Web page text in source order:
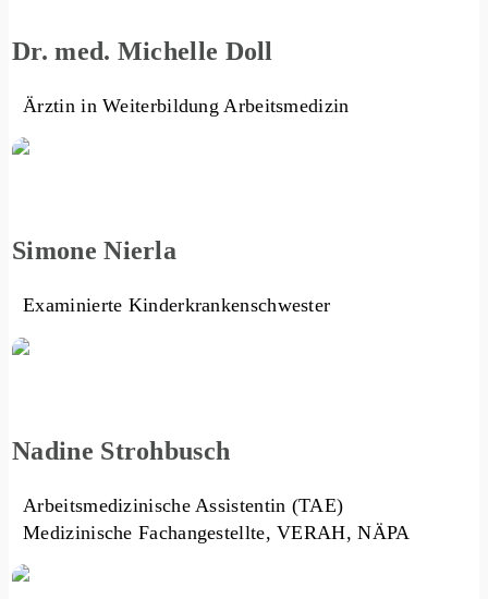
Dr. med. Michelle Doll
Ärztin in Weiterbildung Arbeitsmedizin
Simone Nierla
Examinierte Kinderkrankenschwester
Nadine Strohbusch
Arbeitsmedizinische Assistentin (TAE)
Medizinische Fachangestellte, VERAH, NÄPA